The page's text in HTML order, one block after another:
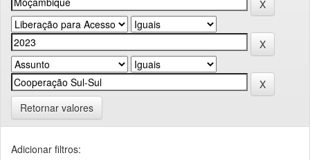
Retornar valores
Adicionar filtros: